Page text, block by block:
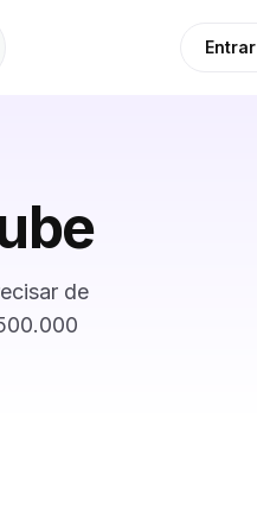
Entrar
de